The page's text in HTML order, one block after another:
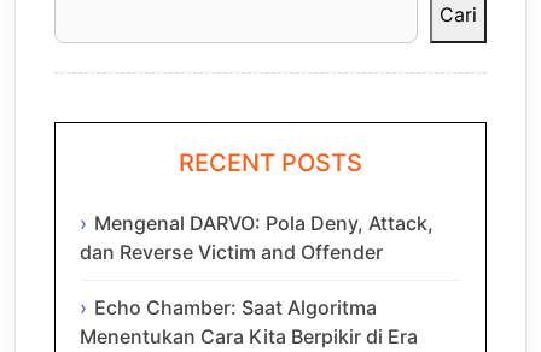
Cari
RECENT POSTS
Mengenal DARVO: Pola Deny, Attack,
dan Reverse Victim and Offender
Echo Chamber: Saat Algoritma
Menentukan Cara Kita Berpikir di Era